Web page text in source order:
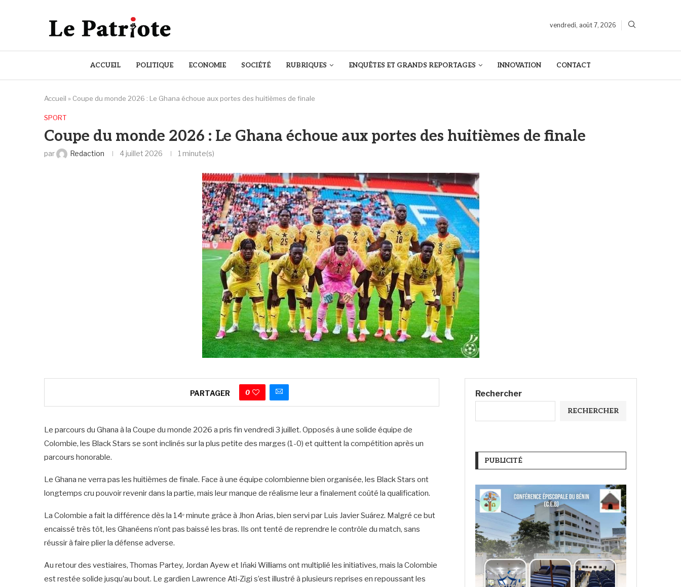
vendredi, août 7, 2026
ACCUEIL POLITIQUE ECONOMIE SOCIÉTÉ RUBRIQUES ENQUÊTES ET GRANDS REPORTAGES INNOVATION CONTACT
Accueil » Coupe du monde 2026 : Le Ghana échoue aux portes des huitièmes de finale
SPORT
Coupe du monde 2026 : Le Ghana échoue aux portes des huitièmes de finale
par Redaction 4 juillet 2026 1 minute(s)
PARTAGER 0
Le parcours du Ghana à la Coupe du monde 2026 a pris fin vendredi 3 juillet. Opposés à une solide équipe de
Colombie, les Black Stars se sont inclinés sur la plus petite des marges (1-0) et quittent la compétition après un
parcours honorable.
Le Ghana ne verra pas les huitièmes de finale. Face à une équipe colombienne bien organisée, les Black Stars ont
longtemps cru pouvoir revenir dans la partie, mais leur manque de réalisme leur a finalement coûté la qualification.
La Colombie a fait la différence dès la 14ᵉ minute grâce à Jhon Arias, bien servi par Luis Javier Suárez. Malgré ce but
encaissé très tôt, les Ghanéens n’ont pas baissé les bras. Ils ont tenté de reprendre le contrôle du match, sans
réussir à faire plier la défense adverse.
Au retour des vestiaires, Thomas Partey, Jordan Ayew et Iñaki Williams ont multiplié les initiatives, mais la Colombie
est restée solide jusqu’au bout. Le gardien Lawrence Ati-Zigi s’est illustré à plusieurs reprises en repoussant les
Rechercher
RECHERCHER
PUBLICITÉ